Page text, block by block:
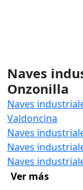
Naves
Onzonilla
Naves
Valdoncina
Naves
Naves
Naves
Ver más